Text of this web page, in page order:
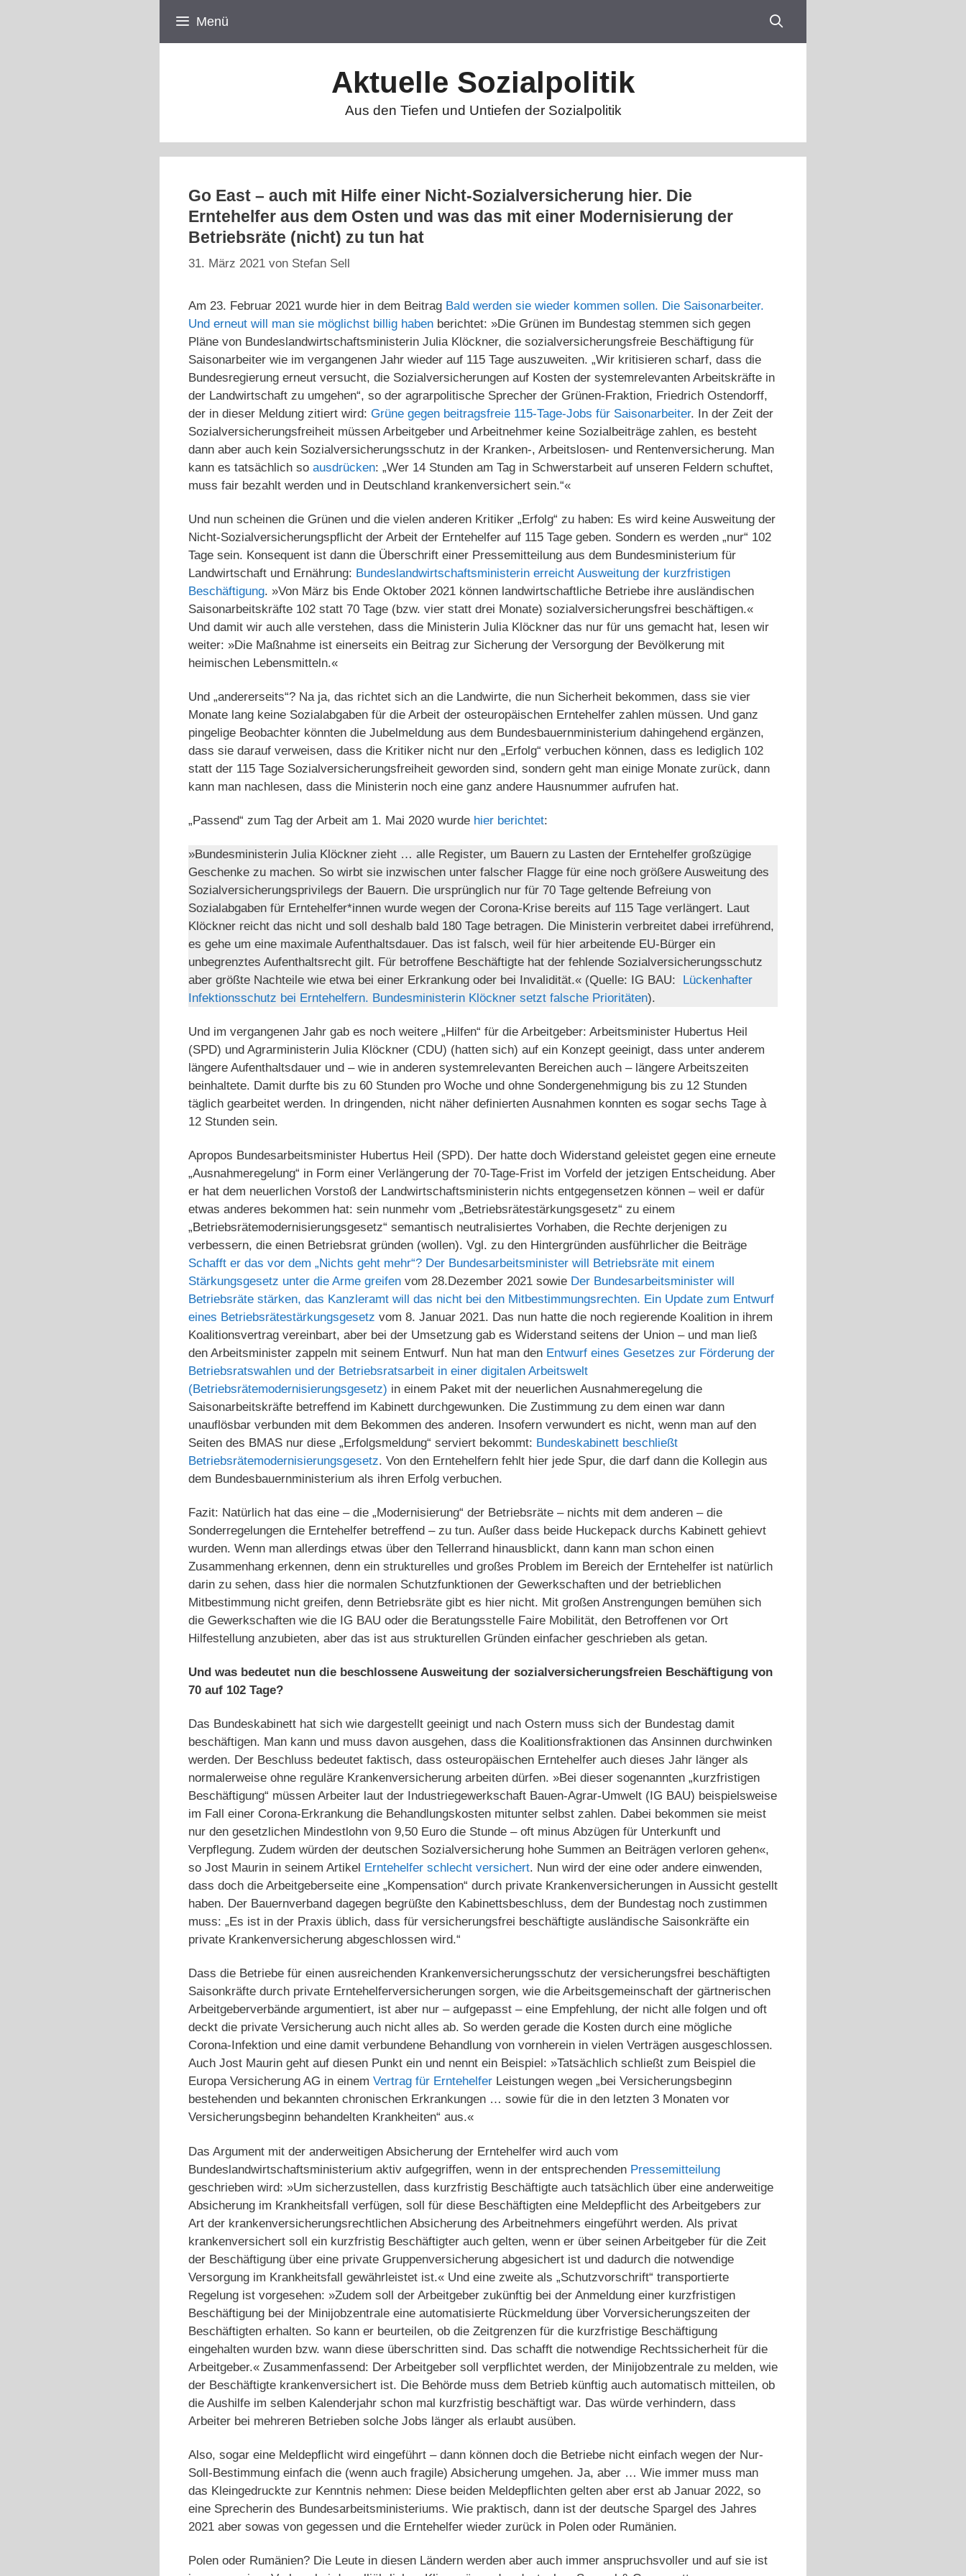
Menü
Aktuelle Sozialpolitik
Aus den Tiefen und Untiefen der Sozialpolitik
Go East – auch mit Hilfe einer Nicht-Sozialversicherung hier. Die
Erntehelfer aus dem Osten und was das mit einer Modernisierung der
Betriebsräte (nicht) zu tun hat
31. März 2021 von Stefan Sell
Am 23. Februar 2021 wurde hier in dem Beitrag Bald werden sie wieder kommen sollen. Die Saisonarbeiter.
Und erneut will man sie möglichst billig haben berichtet: »Die Grünen im Bundestag stemmen sich gegen
Pläne von Bundeslandwirtschaftsministerin Julia Klöckner, die sozialversicherungsfreie Beschäftigung für
Saisonarbeiter wie im vergangenen Jahr wieder auf 115 Tage auszuweiten. „Wir kritisieren scharf, dass die
Bundesregierung erneut versucht, die Sozialversicherungen auf Kosten der systemrelevanten Arbeitskräfte in
der Landwirtschaft zu umgehen“, so der agrarpolitische Sprecher der Grünen-Fraktion, Friedrich Ostendorff,
der in dieser Meldung zitiert wird: Grüne gegen beitragsfreie 115-Tage-Jobs für Saisonarbeiter. In der Zeit der
Sozialversicherungsfreiheit müssen Arbeitgeber und Arbeitnehmer keine Sozialbeiträge zahlen, es besteht
dann aber auch kein Sozialversicherungsschutz in der Kranken-, Arbeitslosen- und Rentenversicherung. Man
kann es tatsächlich so ausdrücken: „Wer 14 Stunden am Tag in Schwerstarbeit auf unseren Feldern schuftet,
muss fair bezahlt werden und in Deutschland krankenversichert sein.“«
Und nun scheinen die Grünen und die vielen anderen Kritiker „Erfolg“ zu haben: Es wird keine Ausweitung der
Nicht-Sozialversicherungspflicht der Arbeit der Erntehelfer auf 115 Tage geben. Sondern es werden „nur“ 102
Tage sein. Konsequent ist dann die Überschrift einer Pressemitteilung aus dem Bundesministerium für
Landwirtschaft und Ernährung: Bundeslandwirtschaftsministerin erreicht Ausweitung der kurzfristigen
Beschäftigung. »Von März bis Ende Oktober 2021 können landwirtschaftliche Betriebe ihre ausländischen
Saisonarbeitskräfte 102 statt 70 Tage (bzw. vier statt drei Monate) sozialversicherungsfrei beschäftigen.«
Und damit wir auch alle verstehen, dass die Ministerin Julia Klöckner das nur für uns gemacht hat, lesen wir
weiter: »Die Maßnahme ist einerseits ein Beitrag zur Sicherung der Versorgung der Bevölkerung mit
heimischen Lebensmitteln.«
Und „andererseits“? Na ja, das richtet sich an die Landwirte, die nun Sicherheit bekommen, dass sie vier
Monate lang keine Sozialabgaben für die Arbeit der osteuropäischen Erntehelfer zahlen müssen. Und ganz
pingelige Beobachter könnten die Jubelmeldung aus dem Bundesbauernministerium dahingehend ergänzen,
dass sie darauf verweisen, dass die Kritiker nicht nur den „Erfolg“ verbuchen können, dass es lediglich 102
statt der 115 Tage Sozialversicherungsfreiheit geworden sind, sondern geht man einige Monate zurück, dann
kann man nachlesen, dass die Ministerin noch eine ganz andere Hausnummer aufrufen hat.
„Passend“ zum Tag der Arbeit am 1. Mai 2020 wurde hier berichtet:
»Bundesministerin Julia Klöckner zieht … alle Register, um Bauern zu Lasten der Erntehelfer großzügige
Geschenke zu machen. So wirbt sie inzwischen unter falscher Flagge für eine noch größere Ausweitung des
Sozialversicherungsprivilegs der Bauern. Die ursprünglich nur für 70 Tage geltende Befreiung von
Sozialabgaben für Erntehelfer*innen wurde wegen der Corona-Krise bereits auf 115 Tage verlängert. Laut
Klöckner reicht das nicht und soll deshalb bald 180 Tage betragen. Die Ministerin verbreitet dabei irreführend,
es gehe um eine maximale Aufenthaltsdauer. Das ist falsch, weil für hier arbeitende EU-Bürger ein
unbegrenztes Aufenthaltsrecht gilt. Für betroffene Beschäftigte hat der fehlende Sozialversicherungsschutz
aber größte Nachteile wie etwa bei einer Erkrankung oder bei Invalidität.« (Quelle: IG BAU:
Lückenhafter
Infektionsschutz bei Erntehelfern. Bundesministerin Klöckner setzt falsche Prioritäten).
Und im vergangenen Jahr gab es noch weitere „Hilfen“ für die Arbeitgeber: Arbeitsminister Hubertus Heil
(SPD) und Agrarministerin Julia Klöckner (CDU) (hatten sich) auf ein Konzept geeinigt, dass unter anderem
längere Aufenthaltsdauer und – wie in anderen systemrelevanten Bereichen auch – längere Arbeitszeiten
beinhaltete. Damit durfte bis zu 60 Stunden pro Woche und ohne Sondergenehmigung bis zu 12 Stunden
täglich gearbeitet werden. In dringenden, nicht näher definierten Ausnahmen konnten es sogar sechs Tage à
12 Stunden sein.
Apropos Bundesarbeitsminister Hubertus Heil (SPD). Der hatte doch Widerstand geleistet gegen eine erneute
„Ausnahmeregelung“ in Form einer Verlängerung der 70-Tage-Frist im Vorfeld der jetzigen Entscheidung. Aber
er hat dem neuerlichen Vorstoß der Landwirtschaftsministerin nichts entgegensetzen können – weil er dafür
etwas anderes bekommen hat: sein nunmehr vom „Betriebsrätestärkungsgesetz“ zu einem
„Betriebsrätemodernisierungsgesetz“ semantisch neutralisiertes Vorhaben, die Rechte derjenigen zu
verbessern, die einen Betriebsrat gründen (wollen). Vgl. zu den Hintergründen ausführlicher die Beiträge
Schafft er das vor dem „Nichts geht mehr“? Der Bundesarbeitsminister will Betriebsräte mit einem
Stärkungsgesetz unter die Arme greifen vom 28.Dezember 2021 sowie Der Bundesarbeitsminister will
Betriebsräte stärken, das Kanzleramt will das nicht bei den Mitbestimmungsrechten. Ein Update zum Entwurf
eines Betriebsrätestärkungsgesetz vom 8. Januar 2021. Das nun hatte die noch regierende Koalition in ihrem
Koalitionsvertrag vereinbart, aber bei der Umsetzung gab es Widerstand seitens der Union – und man ließ
den Arbeitsminister zappeln mit seinem Entwurf. Nun hat man den Entwurf eines Gesetzes zur Förderung der
Betriebsratswahlen und der Betriebsratsarbeit in einer digitalen Arbeitswelt
(Betriebsrätemodernisierungsgesetz) in einem Paket mit der neuerlichen Ausnahmeregelung die
Saisonarbeitskräfte betreffend im Kabinett durchgewunken. Die Zustimmung zu dem einen war dann
unauflösbar verbunden mit dem Bekommen des anderen. Insofern verwundert es nicht, wenn man auf den
Seiten des BMAS nur diese „Erfolgsmeldung“ serviert bekommt: Bundeskabinett beschließt
Betriebsrätemodernisierungsgesetz. Von den Erntehelfern fehlt hier jede Spur, die darf dann die Kollegin aus
dem Bundesbauernministerium als ihren Erfolg verbuchen.
Fazit: Natürlich hat das eine – die „Modernisierung“ der Betriebsräte – nichts mit dem anderen – die
Sonderregelungen die Erntehelfer betreffend – zu tun. Außer dass beide Huckepack durchs Kabinett gehievt
wurden. Wenn man allerdings etwas über den Tellerrand hinausblickt, dann kann man schon einen
Zusammenhang erkennen, denn ein strukturelles und großes Problem im Bereich der Erntehelfer ist natürlich
darin zu sehen, dass hier die normalen Schutzfunktionen der Gewerkschaften und der betrieblichen
Mitbestimmung nicht greifen, denn Betriebsräte gibt es hier nicht. Mit großen Anstrengungen bemühen sich
die Gewerkschaften wie die IG BAU oder die Beratungsstelle Faire Mobilität, den Betroffenen vor Ort
Hilfestellung anzubieten, aber das ist aus strukturellen Gründen einfacher geschrieben als getan.
Und was bedeutet nun die beschlossene Ausweitung der sozialversicherungsfreien Beschäftigung von
70 auf 102 Tage?
Das Bundeskabinett hat sich wie dargestellt geeinigt und nach Ostern muss sich der Bundestag damit
beschäftigen. Man kann und muss davon ausgehen, dass die Koalitionsfraktionen das Ansinnen durchwinken
werden. Der Beschluss bedeutet faktisch, dass osteuropäischen Erntehelfer auch dieses Jahr länger als
normalerweise ohne reguläre Krankenversicherung arbeiten dürfen. »Bei dieser sogenannten „kurzfristigen
Beschäftigung“ müssen Arbeiter laut der Industriegewerkschaft Bauen-Agrar-Umwelt (IG BAU) beispielsweise
im Fall einer Corona-Erkrankung die Behandlungskosten mitunter selbst zahlen. Dabei bekommen sie meist
nur den gesetzlichen Mindestlohn von 9,50 Euro die Stunde – oft minus Abzügen für Unterkunft und
Verpflegung. Zudem würden der deutschen Sozialversicherung hohe Summen an Beiträgen verloren gehen«,
so Jost Maurin in seinem Artikel
Erntehelfer schlecht versichert. Nun wird der eine oder andere einwenden,
dass doch die Arbeitgeberseite eine „Kompensation“ durch private Krankenversicherungen in Aussicht gestellt
haben. Der Bauernverband dagegen begrüßte den Kabinettsbeschluss, dem der Bundestag noch zustimmen
muss: „Es ist in der Praxis üblich, dass für versicherungsfrei beschäftigte ausländische Saisonkräfte ein
private Krankenversicherung abgeschlossen wird.“
Dass die Betriebe für einen ausreichenden Krankenversicherungsschutz der versicherungsfrei beschäftigten
Saisonkräfte durch private Erntehelferversicherungen sorgen, wie die Arbeitsgemeinschaft der gärtnerischen
Arbeitgeberverbände argumentiert, ist aber nur – aufgepasst – eine Empfehlung, der nicht alle folgen und oft
deckt die private Versicherung auch nicht alles ab. So werden gerade die Kosten durch eine mögliche
Corona-Infektion und eine damit verbundene Behandlung von vornherein in vielen Verträgen ausgeschlossen.
Auch Jost Maurin geht auf diesen Punkt ein und nennt ein Beispiel: »Tatsächlich schließt zum Beispiel die
Europa Versicherung AG in einem Vertrag für Erntehelfer Leistungen wegen „bei Versicherungsbeginn
bestehenden und bekannten chronischen Erkrankungen … sowie für die in den letzten 3 Monaten vor
Versicherungsbeginn behandelten Krankheiten“ aus.«
Das Argument mit der anderweitigen Absicherung der Erntehelfer wird auch vom
Bundeslandwirtschaftsministerium aktiv aufgegriffen, wenn in der entsprechenden Pressemitteilung
geschrieben wird: »Um sicherzustellen, dass kurzfristig Beschäftigte auch tatsächlich über eine anderweitige
Absicherung im Krankheitsfall verfügen, soll für diese Beschäftigten eine Meldepflicht des Arbeitgebers zur
Art der krankenversicherungsrechtlichen Absicherung des Arbeitnehmers eingeführt werden. Als privat
krankenversichert soll ein kurzfristig Beschäftigter auch gelten, wenn er über seinen Arbeitgeber für die Zeit
der Beschäftigung über eine private Gruppenversicherung abgesichert ist und dadurch die notwendige
Versorgung im Krankheitsfall gewährleistet ist.« Und eine zweite als „Schutzvorschrift“ transportierte
Regelung ist vorgesehen: »Zudem soll der Arbeitgeber zukünftig bei der Anmeldung einer kurzfristigen
Beschäftigung bei der Minijobzentrale eine automatisierte Rückmeldung über Vorversicherungszeiten der
Beschäftigten erhalten. So kann er beurteilen, ob die Zeitgrenzen für die kurzfristige Beschäftigung
eingehalten wurden bzw. wann diese überschritten sind. Das schafft die notwendige Rechtssicherheit für die
Arbeitgeber.« Zusammenfassend: Der Arbeitgeber soll verpflichtet werden, der Minijobzentrale zu melden, wie
der Beschäftigte krankenversichert ist. Die Behörde muss dem Betrieb künftig auch automatisch mitteilen, ob
die Aushilfe im selben Kalenderjahr schon mal kurzfristig beschäftigt war. Das würde verhindern, dass
Arbeiter bei mehreren Betrieben solche Jobs länger als erlaubt ausüben.
Also, sogar eine Meldepflicht wird eingeführt – dann können doch die Betriebe nicht einfach wegen der Nur-
Soll-Bestimmung einfach die (wenn auch fragile) Absicherung umgehen. Ja, aber … Wie immer muss man
das Kleingedruckte zur Kenntnis nehmen: Diese beiden Meldepflichten gelten aber erst ab Januar 2022, so
eine Sprecherin des Bundesarbeitsministeriums. Wie praktisch, dann ist der deutsche Spargel des Jahres
2021 aber sowas von gegessen und die Erntehelfer wieder zurück in Polen oder Rumänien.
Polen oder Rumänien? Die Leute in diesen Ländern werden aber auch immer anspruchsvoller und auf sie ist